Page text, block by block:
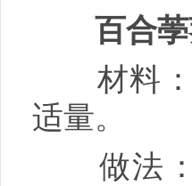
百合荸
材料：
适量。
做法：